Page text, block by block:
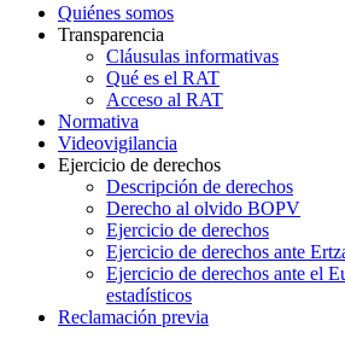
Quiénes somos
Transparencia
Cláusulas informativas
Qué es el RAT
Acceso al RAT
Normativa
Videovigilancia
Ejercicio de derechos
Descripción de derechos
Derecho al olvido BOPV
Ejercicio de derechos
Ejercicio de derechos ante
Ejercicio de derechos ante el
estadísticos
Reclamación previa